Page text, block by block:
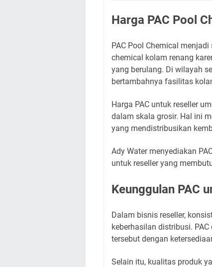
Harga PAC Pool
PAC Pool Chemical
chemical kolam renang
yang berulang. Di wilayah
bertambahnya fasilitas
Harga PAC untuk reseller
dalam skala grosir. Hal ini
yang mendistribusikan
Ady Water menyediakan
untuk reseller yang
Keunggulan PAC
Dalam bisnis reseller,
keberhasilan distribusi.
tersebut dengan
Selain itu, kualitas produk